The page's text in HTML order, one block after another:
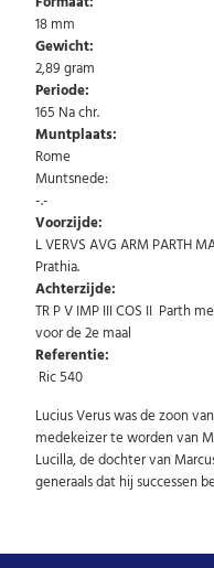
18 mm
Gewicht:
2,89 gram
Periode:
165 Na chr.
Muntplaats:
Rome
Muntsnede:
-.-
Voorzijde:
L VERVS AVG ARM PARTH
Prathia.
Achterzijde:
TR P V IMP III COS II Parth
voor de 2e maal
Referentie:
Ric 540
Lucius Verus was de zoon
medekeizer te worden van
Lucilla, de dochter van
generaals dat hij successen